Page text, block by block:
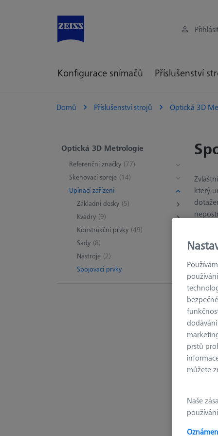
Konfigurace snímačů Příslušenství
Domů Příslušenství strojů Optická 3D
Optická 3D Metrologie
Referenční značky (77)
Skenovací spreje (14)
Upínací zařízení
Základní desky (5)
Kvádry (9)
Konstrukční prvky (49)
Sady (8)
Nástroje (2)
Spojovací prvky
který
23
prstů
můžete
Naše